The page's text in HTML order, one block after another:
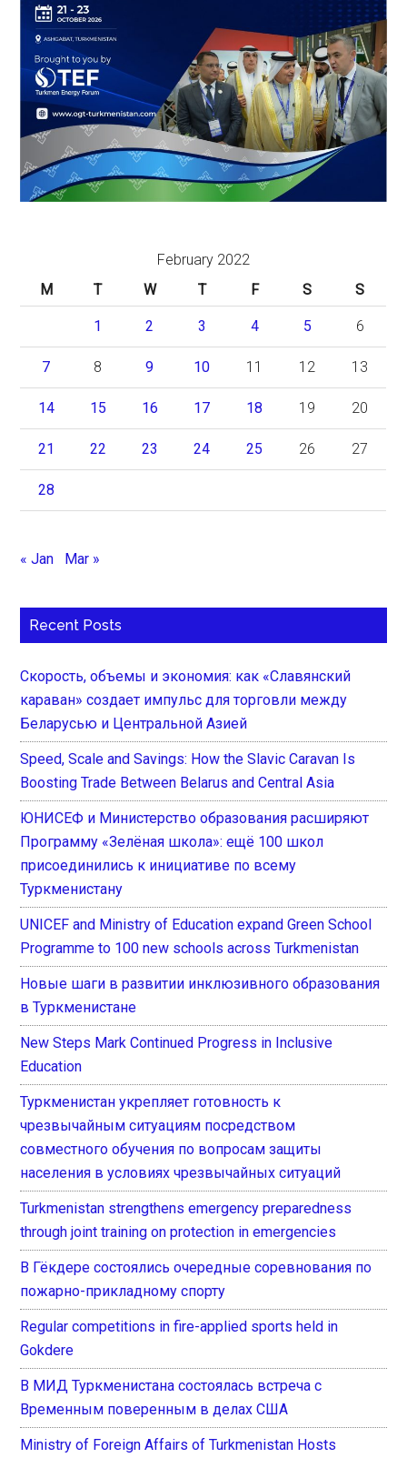
February 2022
M
T W T F S S
1 2 3 4 5 6
7 8 9 10 11 12 13
14 15 16 17 18 19 20
21 22 23 24 25 26 27
28
« Jan Mar »
Recent Posts
Скорость, объемы и экономия: как «Славянский
караван» создает импульс для торговли между
Беларусью и Центральной Азией
Speed, Scale and Savings: How the Slavic Caravan Is
Boosting Trade Between Belarus and Central Asia
ЮНИСЕФ и Министерство образования расширяют
Программу «Зелёная школа»: ещё 100 школ
присоединились к инициативе по всему
Туркменистану
UNICEF and Ministry of Education expand Green School
Programme to 100 new schools across Turkmenistan
Новые шаги в развитии инклюзивного образования
в Туркменистане
New Steps Mark Continued Progress in Inclusive
Education
Туркменистан укрепляет готовность к
чрезвычайным ситуациям посредством
совместного обучения по вопросам защиты
населения в условиях чрезвычайных ситуаций
Turkmenistan strengthens emergency preparedness
through joint training on protection in emergencies
В Гёкдере состоялись очередные соревнования по
пожарно-прикладному спорту
Regular competitions in fire-applied sports held in
Gokdere
В МИД Туркменистана состоялась встреча с
Временным поверенным в делах США
Ministry of Foreign Affairs of Turkmenistan Hosts